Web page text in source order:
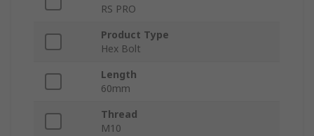
RS PRO
Product Type
Hex Bolt
Length
60mm
Thread
M10